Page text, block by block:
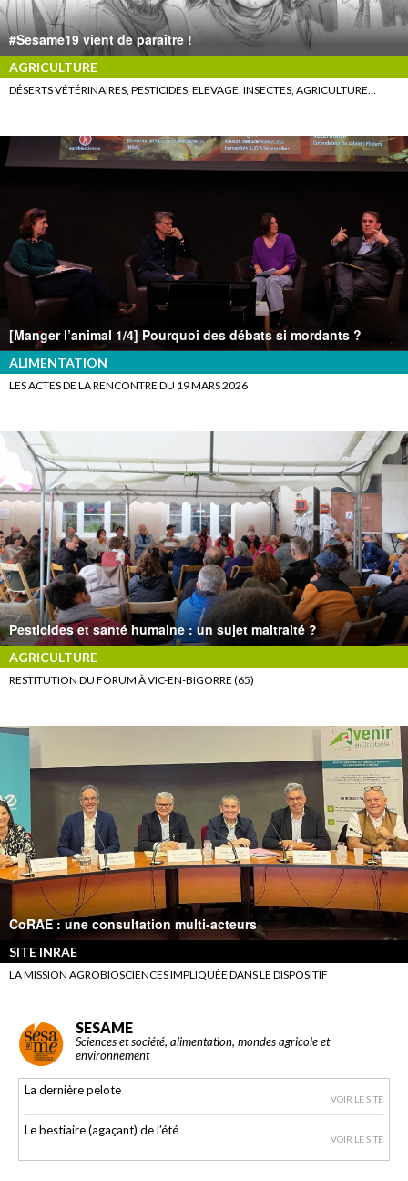
#Sesame19 vient de paraître !
AGRICULTURE
DÉSERTS VÉTÉRINAIRES, PESTICIDES, ELEVAGE, INSECTES, AGRICULTURE…
[Manger l’animal 1/4] Pourquoi des débats si mordants ?
ALIMENTATION
LES ACTES DE LA RENCONTRE DU 19 MARS 2026
Pesticides et santé humaine : un sujet maltraité ?
AGRICULTURE
RESTITUTION DU FORUM À VIC-EN-BIGORRE (65)
CoRAE : une consultation multi-acteurs
SITE INRAE
LA MISSION AGROBIOSCIENCES IMPLIQUÉE DANS LE DISPOSITIF
SESAME
Sciences et société, alimentation, mondes agricole et
environnement
La dernière pelote
VOIR LE SITE
Le bestiaire (agaçant) de l’été
VOIR LE SITE